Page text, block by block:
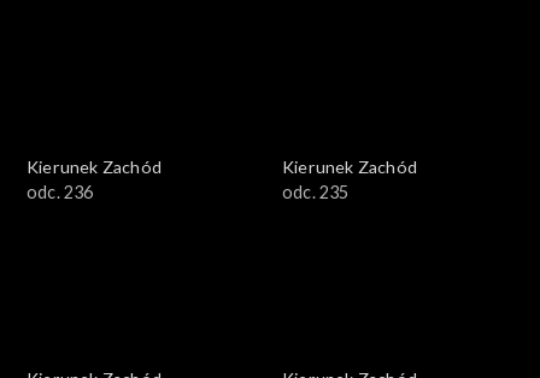
Kierunek Zachód
odc. 236
Kierunek Zachód
odc. 235